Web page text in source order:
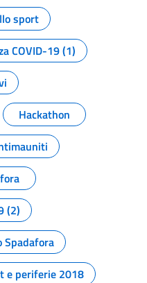
pagina
sport
COVID-19 (1)
Hackathon
(2)
e periferie 2018